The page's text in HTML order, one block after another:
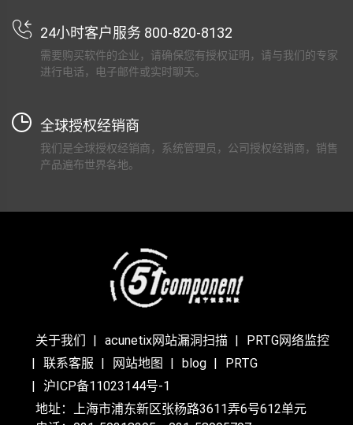
24小时客户服务 800-820-8132
需要购买软件的企业，请确保您有授权证明，请与我们的专家
进行电话，电子邮件或实时聊天。
全球授权经销商
我们是全球授权经销商，系统管理员，公司授权经销商，销售
产品遍布世界各地。
关于我们 acunetix网站漏洞扫描
PRTG网络监控
联系客服
网站地图 blog
PRTG
沪ICP备11023144号-1
地址：上海市浦东新区张杨路3611弄6号612单元